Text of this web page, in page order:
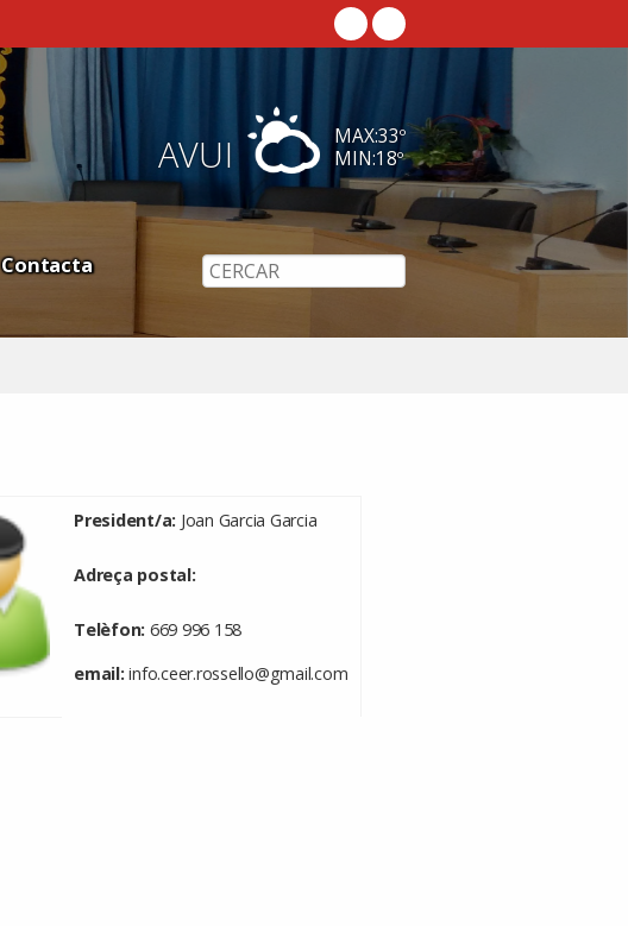
AVUI MAX:33º
MIN:18º
Contacta
President/a: Joan Garcia Garcia
Adreça postal:
Telèfon: 669 996 158
email: info.ceer.rossello@gmail.com